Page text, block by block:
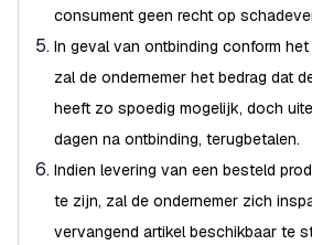
consument geen recht op
In geval van ontbinding conform
zal de ondernemer het bedrag dat
heeft zo spoedig mogelijk, doch
dagen na ontbinding, terugbetalen.
Indien levering van een besteld
te zijn, zal de ondernemer zich
vervangend artikel beschikbaar te